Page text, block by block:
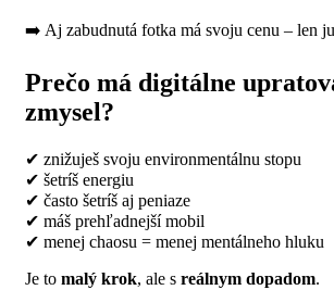
➡️ Aj zabudnutá fotka má svoju cenu – len
Prečo má digitálne
zmysel?
✔ znižuješ svoju environmentálnu stopu
✔ šetríš energiu
✔ často šetríš aj peniaze
✔ máš prehľadnejšímobil
✔ menej chaosu = menej mentálneho hluku
Je to malý krok, ale s reálnym dopadom.